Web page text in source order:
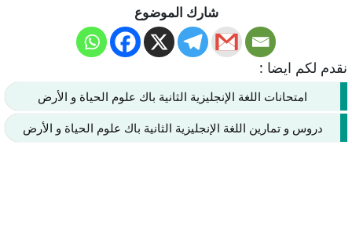
شارك الموضوع
نقدم لكم ايضا :
امتحانات اللغة الإنجليزية الثانية باك علوم الحياة و الأرض
دروس و تمارين اللغة الإنجليزية الثانية باك علوم الحياة و الأرض